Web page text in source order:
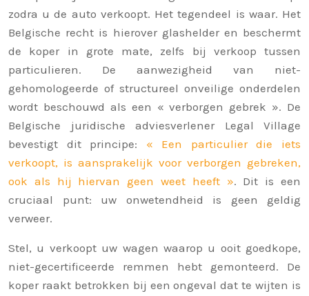
zodra u de auto verkoopt. Het tegendeel is waar. Het
Belgische recht is hierover glashelder en beschermt
de koper in grote mate, zelfs bij verkoop tussen
particulieren. De aanwezigheid van niet-
gehomologeerde of structureel onveilige onderdelen
wordt beschouwd als een « verborgen gebrek ». De
Belgische juridische adviesverlener Legal Village
bevestigt dit principe: « Een particulier die iets
verkoopt, is aansprakelijk voor verborgen gebreken,
ook als hij hiervan geen weet heeft ». Dit is een
cruciaal punt: uw onwetendheid is geen geldig
verweer.
Stel, u verkoopt uw wagen waarop u ooit goedkope,
niet-gecertificeerde remmen hebt gemonteerd. De
koper raakt betrokken bij een ongeval dat te wijten is